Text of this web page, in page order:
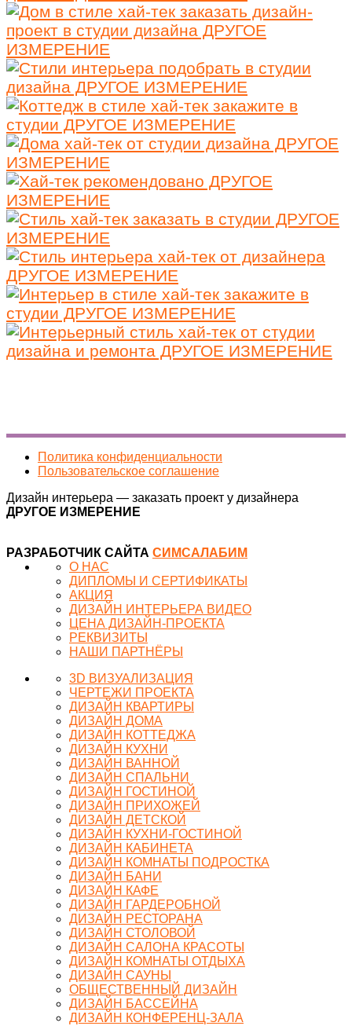
Политика конфиденциальности
Пользовательское соглашение
Дизайн интерьера — заказать проект у дизайнера
ДРУГОЕ ИЗМЕРЕНИЕ
РАЗРАБОТЧИК САЙТА СИМСАЛАБИМ
О НАС
ДИПЛОМЫ И СЕРТИФИКАТЫ
АКЦИЯ
ДИЗАЙН ИНТЕРЬЕРА ВИДЕО
ЦЕНА ДИЗАЙН-ПРОЕКТА
РЕКВИЗИТЫ
НАШИ ПАРТНЁРЫ
3D ВИЗУАЛИЗАЦИЯ
ЧЕРТЕЖИ ПРОЕКТА
ДИЗАЙН КВАРТИРЫ
ДИЗАЙН ДОМА
ДИЗАЙН КОТТЕДЖА
ДИЗАЙН КУХНИ
ДИЗАЙН ВАННОЙ
ДИЗАЙН СПАЛЬНИ
ДИЗАЙН ГОСТИНОЙ
ДИЗАЙН ПРИХОЖЕЙ
ДИЗАЙН ДЕТСКОЙ
ДИЗАЙН КУХНИ-ГОСТИНОЙ
ДИЗАЙН КАБИНЕТА
ДИЗАЙН КОМНАТЫ ПОДРОСТКА
ДИЗАЙН БАНИ
ДИЗАЙН КАФЕ
ДИЗАЙН ГАРДЕРОБНОЙ
ДИЗАЙН РЕСТОРАНА
ДИЗАЙН СТОЛОВОЙ
ДИЗАЙН САЛОНА КРАСОТЫ
ДИЗАЙН КОМНАТЫ ОТДЫХА
ДИЗАЙН САУНЫ
ОБЩЕСТВЕННЫЙ ДИЗАЙН
ДИЗАЙН БАССЕЙНА
ДИЗАЙН КОНФЕРЕНЦ-ЗАЛА